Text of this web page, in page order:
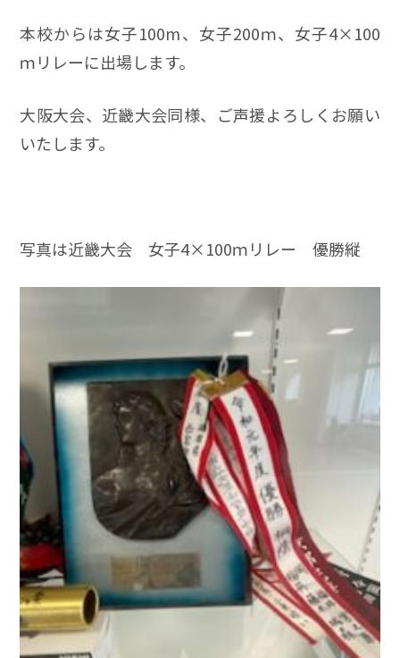
本校からは女子100m、女子200ｍ、女子4×100
ｍリレーに出場します。
大阪大会、近畿大会同様、ご声援よろしくお願い
いたします。
写真は近畿大会 女子4×100ｍリレー 優勝縦